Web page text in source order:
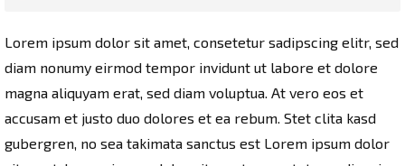
Lorem ipsum dolor sit amet, consetetur sadipscing elitr, sed
diam nonumy eirmod tempor invidunt ut labore et dolore
magna aliquyam erat, sed diam voluptua. At vero eos et
accusam et justo duo dolores et ea rebum. Stet clita kasd
gubergren, no sea takimata sanctus est Lorem ipsum dolor